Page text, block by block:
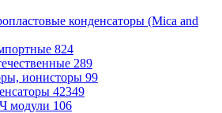
конденсаторы (Mica and
824
289
ионисторы 99
42349
модули 106